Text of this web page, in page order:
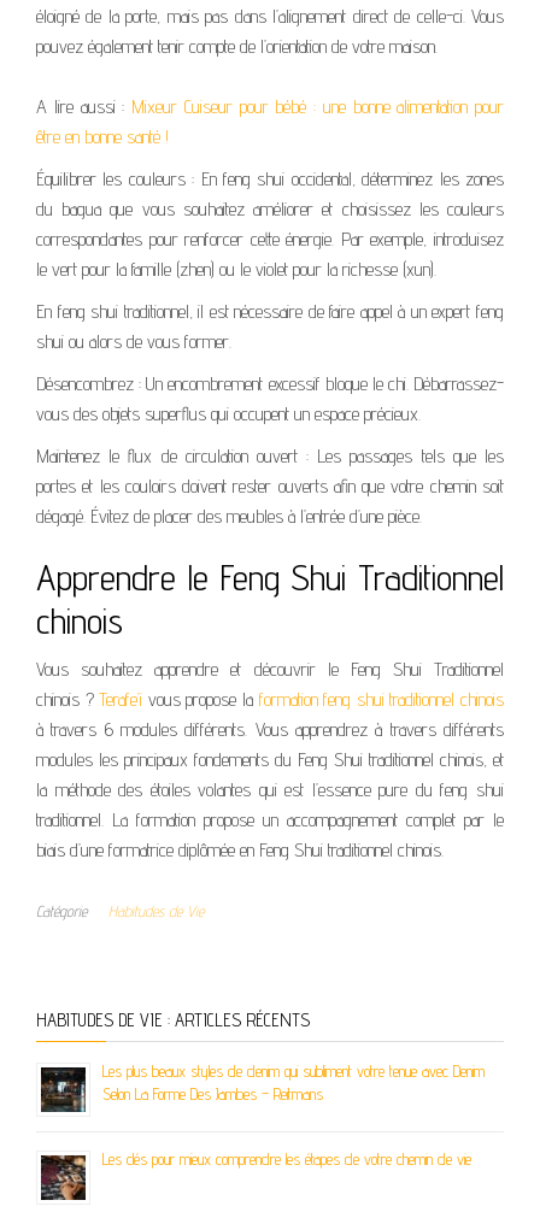
éloigné de la porte, mais pas dans l’alignement direct de celle-ci. Vous
pouvez également tenir compte de l’orientation de votre maison.
A lire aussi : Mixeur Cuiseur pour bébé : une bonne alimentation pour
être en bonne santé !
Équilibrer les couleurs : En feng shui occidental, déterminez les zones
du bagua que vous souhaitez améliorer et choisissez les couleurs
correspondantes pour renforcer cette énergie. Par exemple, introduisez
le vert pour la famille (zhen) ou le violet pour la richesse (xun).
En feng shui traditionnel, il est nécessaire de faire appel à un expert feng
shui ou alors de vous former.
Désencombrez : Un encombrement excessif bloque le chi. Débarrassez-
vous des objets superflus qui occupent un espace précieux.
Maintenez le flux de circulation ouvert : Les passages tels que les
portes et les couloirs doivent rester ouverts afin que votre chemin soit
dégagé. Évitez de placer des meubles à l’entrée d’une pièce.
Apprendre le Feng Shui Traditionnel
chinois
Vous souhaitez apprendre et découvrir le Feng Shui Traditionnel
chinois ?Terafe’i vous propose la formation feng shui traditionnel chinois
à travers 6 modules différents. Vous apprendrez à travers différents
modules les principaux fondements du Feng Shui traditionnel chinois, et
la méthode des étoiles volantes qui est l’essence pure du feng shui
traditionnel. La formation propose un accompagnement complet par le
biais d’une formatrice diplômée en Feng Shui traditionnel chinois.
Catégorie Habitudes de Vie
HABITUDES DE VIE : ARTICLES RÉCENTS
Les plus beaux styles de denim qui subliment votre tenue avec Denim
Selon La Forme Des Jambes – Reitmans
Les clés pour mieux comprendre les étapes de votre chemin de vie